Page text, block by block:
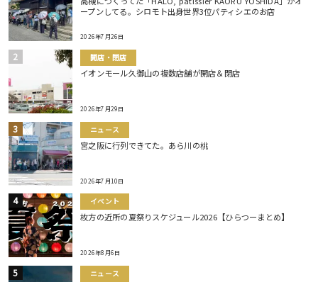
ープンしてる。シロモト出身世界3位パティシエのお店
2026年7月26日
開店・閉店
イオンモール久御山の複数店舗が開店＆閉店
2026年7月29日
ニュース
宮之阪に行列できてた。あら川の桃
2026年7月10日
イベント
枚方の近所の夏祭りスケジュール2026【ひらつーまとめ】
2026年8月6日
ニュース